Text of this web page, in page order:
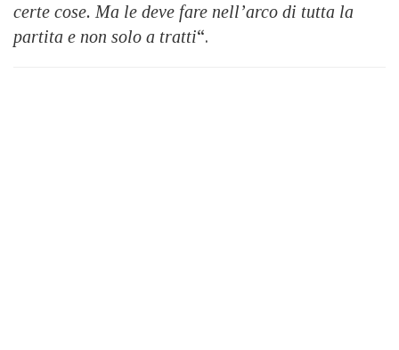
certe cose. Ma le deve fare nell’arco di tutta la
partita e non solo a tratti“.